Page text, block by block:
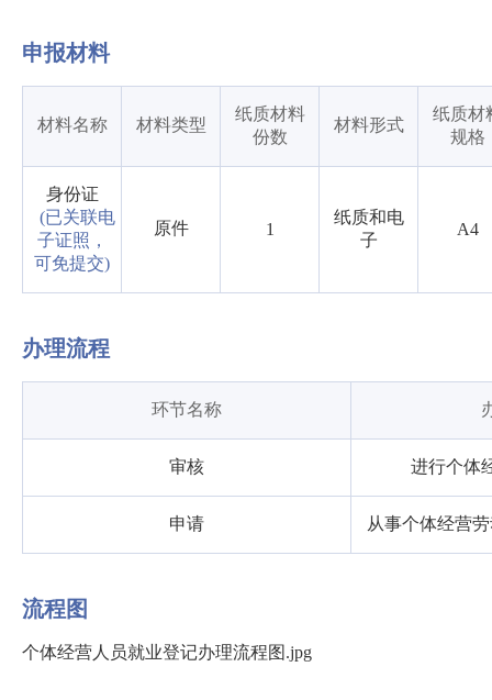
申报材料
材料名称 材料类型
纸质材料
份数
材料形式
纸质材
规格
身份证
(已关联电
子证照，
可免提交)
原件 1
纸质和电
子
A4
办理流程
环节名称
审核 进行个体
申请 从事个体经营
流程图
个体经营人员就业登记办理流程图.jpg